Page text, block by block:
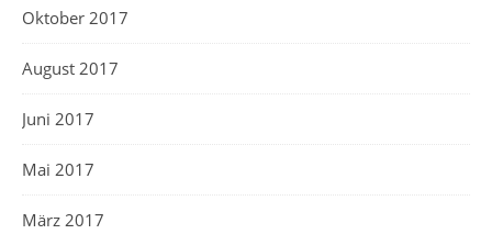
Oktober 2017
August 2017
Juni 2017
Mai 2017
März 2017